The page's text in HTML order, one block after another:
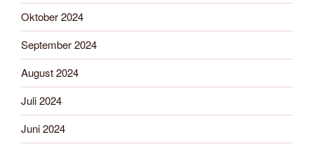
Oktober 2024
September 2024
August 2024
Juli 2024
Juni 2024